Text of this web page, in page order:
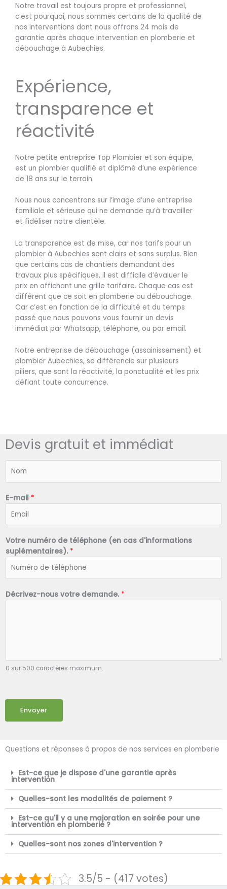
Notre travail est toujours propre et professionnel,
c’est pourquoi, nous sommes certains de la qualité de
nos interventions dont nous offrons 24 mois de
garantie après chaque intervention en plomberie et
débouchage à Aubechies.
Expérience,
transparence et
réactivité
Notre petite entreprise Top Plombier et son équipe,
est un plombier qualifié et diplômé d’une expérience
de 18 ans sur le terrain.
Nous nous concentrons sur l’image d’une entreprise
familiale et sérieuse qui ne demande qu’à travailler
et fidéliser notre clientèle.
La transparence est de mise, car nos tarifs pour un
plombier à Aubechies sont clairs et sans surplus. Bien
que certains cas de chantiers demandant des
travaux plus spécifiques, il est difficile d’évaluer le
prix en affichant une grille tarifaire. Chaque cas est
différent que ce soit en plomberie ou débouchage.
Car c’est en fonction de la difficulté et du temps
passé que nous pouvons vous fournir un devis
immédiat par Whatsapp, téléphone, ou par email.
Notre entreprise de débouchage (assainissement) et
plombier Aubechies, se différencie sur plusieurs
piliers, que sont la réactivité, la ponctualité et les prix
défiant toute concurrence.
Devis gratuit et immédiat
*
E-mail *
Votre numéro de téléphone (en cas d'informations
suplémentaires). *
Décrivez-nous votre demande. *
0 sur 500 caractères maximum.
Envoyer
Questions et réponses à propos de nos services en plomberie
Est-ce que je dispose d'une garantie après
intervention
Quelles-sont les modalités de paiement ?
Est-ce qu'il y a une majoration en soirée pour une
intervention en plomberie ?
Quelles-sont nos zones d'intervention ?
3.5/5 - (417 votes)